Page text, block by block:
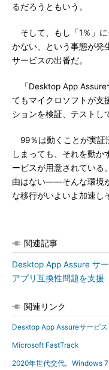
るだろうともいう。
そして、もし「1％」
かない、という事態が発
サービスの出番だ。
「Desktop App Assure
てもマイクロソフトが支
ションを検証、テストし
99％は動くことが実証
しまっても、それを動
ービスが用意されている
由はない――そんな環境
な移行がいよいよ加速し
関連記事
Desktop App Assure サ
アプリ互換性問題を支援
関連リンク
Desktop App Assureサービス
Microsoft FastTrack
2020年世代交代。Windows